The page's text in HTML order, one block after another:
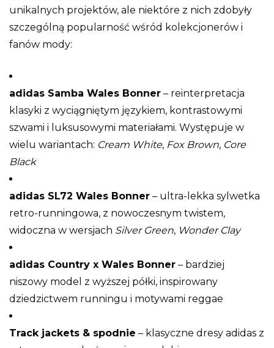
unikalnych projektów, ale niektóre z nich zdobyły
szczególną popularność wśród kolekcjonerów i
fanów mody:
adidas Samba Wales Bonner – reinterpretacja
klasyki z wyciągniętym językiem, kontrastowymi
szwami i luksusowymi materiałami. Występuje w
wielu wariantach: Cream White, Fox Brown, Core
Black
adidas SL72 Wales Bonner – ultra-lekka sylwetka
retro-runningowa, z nowoczesnym twistem,
widoczna w wersjach Silver Green, Wonder Clay
adidas Country x Wales Bonner – bardziej
niszowy model z wyższej półki, inspirowany
dziedzictwem runningu i motywami reggae
Track jackets & spodnie – klasyczne dresy adidas z